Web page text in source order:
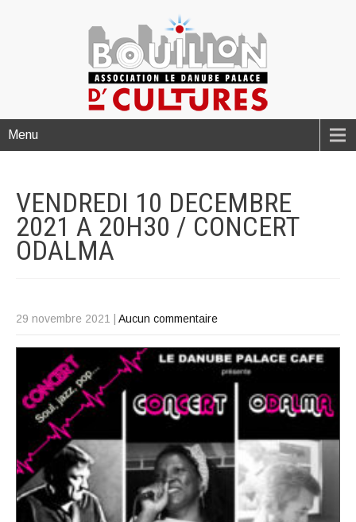
Menu
VENDREDI 10 DECEMBRE
2021 A 20H30 / CONCERT
ODALMA
29 novembre 2021 Aucun commentaire